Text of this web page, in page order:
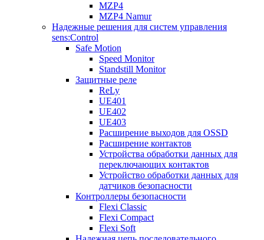
MZP4
MZP4 Namur
Надежные решения для систем управления
sens:Control
Safe Motion
Speed Monitor
Standstill Monitor
Защитные реле
ReLy
UE401
UE402
UE403
Расширение выходов для OSSD
Расширение контактов
Устройства обработки данных для
переключающих контактов
Устройство обработки данных для
датчиков безопасности
Контроллеры безопасности
Flexi Classic
Flexi Compact
Flexi Soft